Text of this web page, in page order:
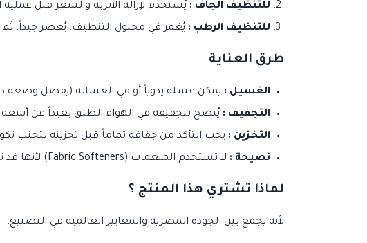
للتنظيف الجاف : يُستخدم لإزالة الأتربة والشعر قبل
للتنظيف الرطب : يُغمر في محلول التنظيف، يُعصر جيداً، ثم يتم المسح بحركة "رقم 8"
طرق العناية
الغسيل : يمكن غسله يدوياً أو في الغسالة (يفضل وضعه
التجفيف : يُنصح بتجفيفه في الهواء الطلق بعيداً عن
التخزين : يجب التأكد من جفافه تماماً قبل تخزينه لتجنب تكون
نصيحة : لا تستخدم المنعمات (Fabric Softeners) لأنها قد تقلل من قدرة الخيوط على امتصاص الماء.
لماذا تشتري هذا المنتج ؟
لأنه يجمع بين الجودة المصرية والمعايير العالمية في التصنيع.